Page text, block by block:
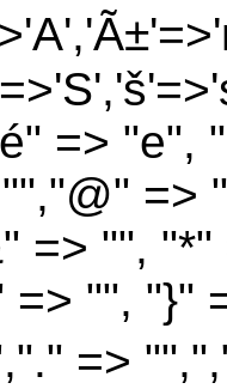
=> "e",
=>
=> "",
=> "", "}"
=>